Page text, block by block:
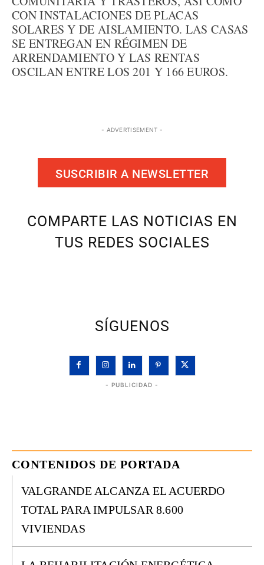
CON INSTALACIONES DE PLACAS
SOLARES Y DE AISLAMIENTO. LAS CASAS
SE ENTREGAN EN RÉGIMEN DE
ARRENDAMIENTO Y LAS RENTAS
OSCILAN ENTRE LOS 201 Y 166 EUROS.
- ADVERTISEMENT -
SUSCRIBIR A NEWSLETTER
COMPARTE LAS NOTICIAS EN
TUS REDES SOCIALES
SÍGUENOS
- PUBLICIDAD -
CONTENIDOS DE PORTADA
VALGRANDE ALCANZA EL ACUERDO
TOTAL PARA IMPULSAR 8.600
VIVIENDAS